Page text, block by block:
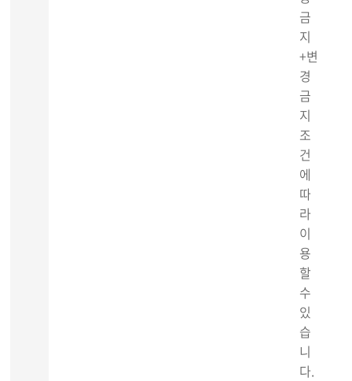
금
지
+변
경
금
지
조
건
에
따
라
이
용
할
수
있
습
니
다.